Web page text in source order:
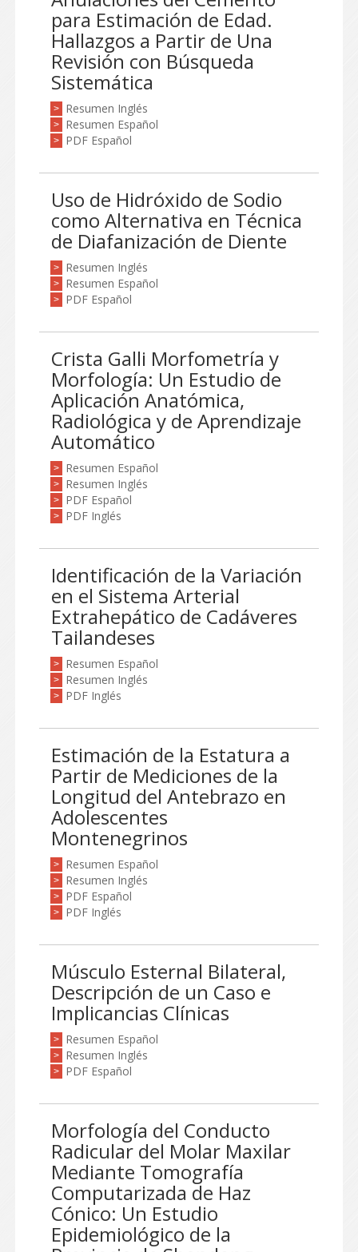
para Estimación de Edad.
Hallazgos a Partir de Una
Revisión con Búsqueda
Sistemática
> Resumen Inglés
> Resumen Español
> PDF Español
Uso de Hidróxido de Sodio
como Alternativa en Técnica
de Diafanización de Diente
> Resumen Inglés
> Resumen Español
> PDF Español
Crista Galli Morfometría y
Morfología: Un Estudio de
Aplicación Anatómica,
Radiológica y de Aprendizaje
Automático
> Resumen Español
> Resumen Inglés
> PDF Español
> PDF Inglés
Identificación de la Variación
en el Sistema Arterial
Extrahepático de Cadáveres
Tailandeses
> Resumen Español
> Resumen Inglés
> PDF Inglés
Estimación de la Estatura a
Partir de Mediciones de la
Longitud del Antebrazo en
Adolescentes
Montenegrinos
> Resumen Español
> Resumen Inglés
> PDF Español
> PDF Inglés
Músculo Esternal Bilateral,
Descripción de un Caso e
Implicancias Clínicas
> Resumen Español
> Resumen Inglés
> PDF Español
Morfología del Conducto
Radicular del Molar Maxilar
Mediante Tomografía
Computarizada de Haz
Cónico: Un Estudio
Epidemiológico de la